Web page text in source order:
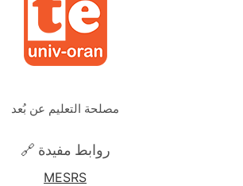
مصلحة التعليم عن بُعد
🔗 روابط مفيدة
MESRS